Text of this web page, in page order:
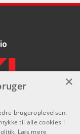
udgang
×
brugeroplevelsen.
til alle cookies i
Læs mere